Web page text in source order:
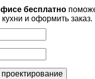
бесплатно
и оформить заказ.